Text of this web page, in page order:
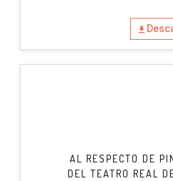
AL RESPECTO DE
DEL TEATRO REAL